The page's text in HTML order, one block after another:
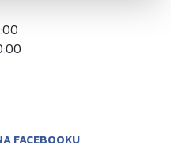
FACEBOOKU